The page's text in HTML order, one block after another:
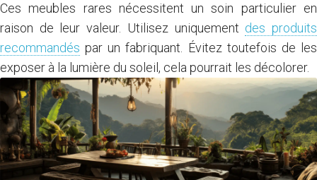
Ces meubles rares nécessitent un soin particulier en
raison de leur valeur. Utilisez uniquement des produits
recommandés par un fabriquant. Évitez toutefois de les
exposer à la lumière du soleil, cela pourrait les décolorer.